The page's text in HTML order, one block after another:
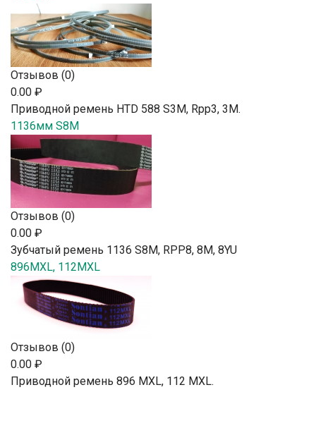
Отзывов (0)
0.00 ₽
Приводной ремень HTD 588 S3M, Rpp3, 3М.
1136мм S8M
Отзывов (0)
0.00 ₽
Зубчатый ремень 1136 S8M, RPP8, 8М, 8YU
896MXL, 112MXL
Отзывов (0)
0.00 ₽
Приводной ремень 896 MXL, 112 MXL.